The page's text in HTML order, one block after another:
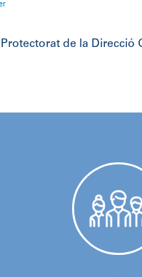
la Direcció